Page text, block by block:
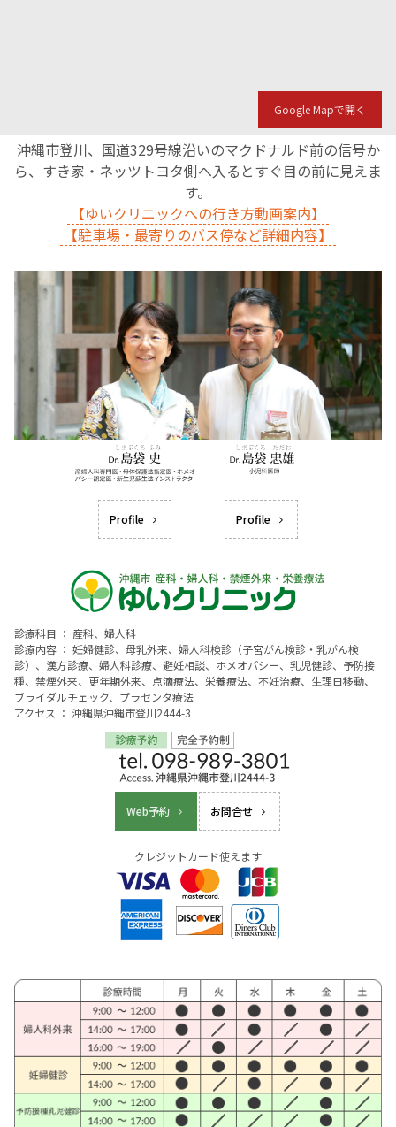
Google Mapで開く
沖縄市登川、国道329号線沿いのマクドナルド前の信号か
ら、すき家・ネッツトヨタ側へ入るとすぐ目の前に見えま
す。
【ゆいクリニックへの行き方動画案内】
【駐車場・最寄りのバス停など詳細内容】
Profile Profile
診療科目 ： 産科、婦人科
診療内容 ： 妊婦健診、母乳外来、婦人科検診（子宮がん検診・乳がん検
診）、漢方診療、婦人科診療、避妊相談、ホメオパシー、乳児健診、予防接
種、禁煙外来、更年期外来、点滴療法、栄養療法、不妊治療、生理日移動、
ブライダルチェック、プラセンタ療法
アクセス ： 沖縄県沖縄市登川2444-3
Web予約 お問合せ
クレジットカード使えます